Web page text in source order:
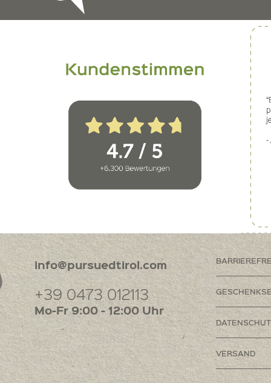
info@pursuedtirol.com
+39 0473 012113
Mo-Fr 9:00 - 12:00 Uhr
VERSAND